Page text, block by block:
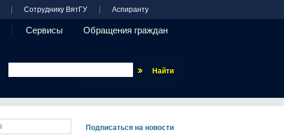
Сотруднику ВятГУ Аспиранту
Сервисы Обращения граждан